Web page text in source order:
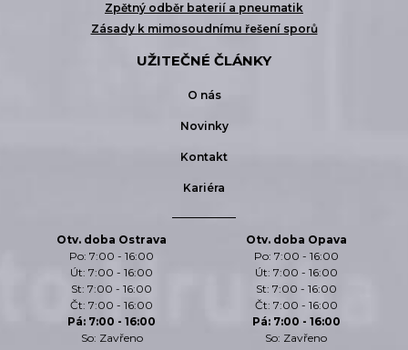
Zpětný odběr baterií a pneumatik
Zásady k mimosoudnímu řešení sporů
UŽITEČNÉ ČLÁNKY
O nás
Novinky
Kontakt
Kariéra
Otv. doba Ostrava
Po: 7:00 - 16:00
Út: 7:00 - 16:00
St: 7:00 - 16:00
Čt: 7:00 - 16:00
Pá: 7:00 - 16:00
So: Zavřeno
Otv. doba Opava
Po: 7:00 - 16:00
Út: 7:00 - 16:00
St: 7:00 - 16:00
Čt: 7:00 - 16:00
Pá: 7:00 - 16:00
So: Zavřeno